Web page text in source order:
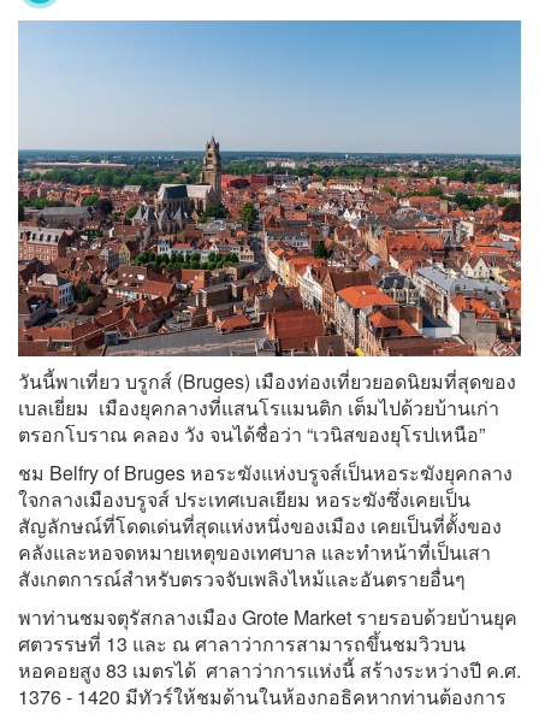
วันนี้พาเที่ยว บรูกส์ (Bruges) เมืองท่องเที่ยวยอดนิยมที่สุดของ
เบลเยี่ยม เมืองยุคกลางที่แสนโรแมนติก เต็มไปด้วยบ้านเก่า
ตรอกโบราณ คลอง วัง จนได้ชื่อว่า “เวนิสของยุโรปเหนือ”
ชม Belfry of Bruges หอระฆังแห่งบรูจส์เป็นหอระฆังยุคกลาง
ใจกลางเมืองบรูจส์ ประเทศเบลเยียม หอระฆังซึ่งเคยเป็น
สัญลักษณ์ที่โดดเด่นที่สุดแห่งหนึ่งของเมือง เคยเป็นที่ตั้งของ
คลังและหอจดหมายเหตุของเทศบาล และทำหน้าที่เป็นเสา
สังเกตการณ์สำหรับตรวจจับเพลิงไหม้และอันตรายอื่นๆ
พาท่านชมจตุรัสกลางเมือง Grote Market รายรอบด้วยบ้านยุค
ศตวรรษที่ 13 และ ณ ศาลาว่าการสามารถขึ้นชมวิวบน
หอคอยสูง 83 เมตรได้ ศาลาว่าการแห่งนี้ สร้างระหว่างปี ค.ศ.
1376 - 1420 มีทัวร์ให้ชมด้านในห้องกอธิคหากท่านต้องการ